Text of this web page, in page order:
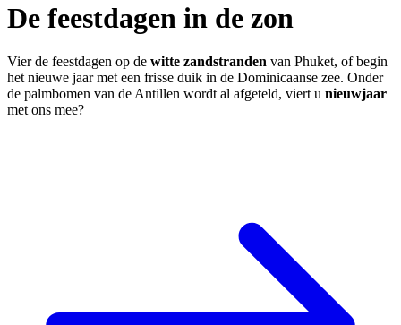
De feestdagen in de zon
Vier de feestdagen op de witte zandstranden van Phuket, of begin
het nieuwe jaar met een frisse duik in de Dominicaanse zee. Onder
de palmbomen van de Antillen wordt al afgeteld, viert u nieuwjaar
met ons mee?